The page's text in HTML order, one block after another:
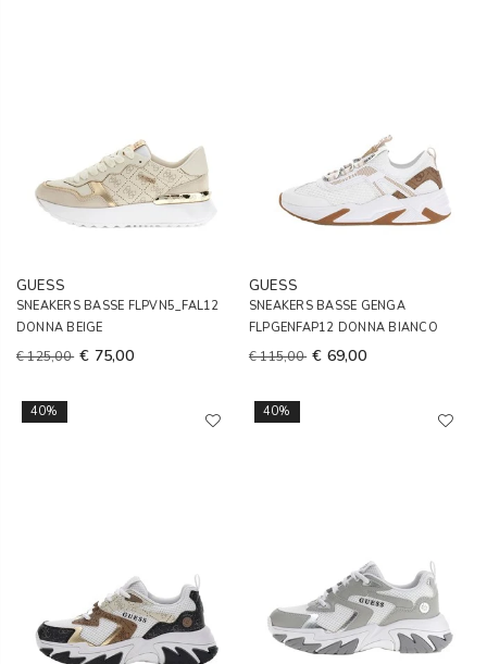
GUESS
SNEAKERS BASSE FLPVN5_FAL12
DONNA BEIGE
€ 125,00 € 75,00
GUESS
SNEAKERS BASSE GENGA
FLPGENFAP12 DONNA BIANCO
€ 115,00 € 69,00
40% 40%